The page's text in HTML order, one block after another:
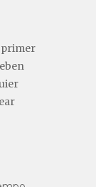
primer